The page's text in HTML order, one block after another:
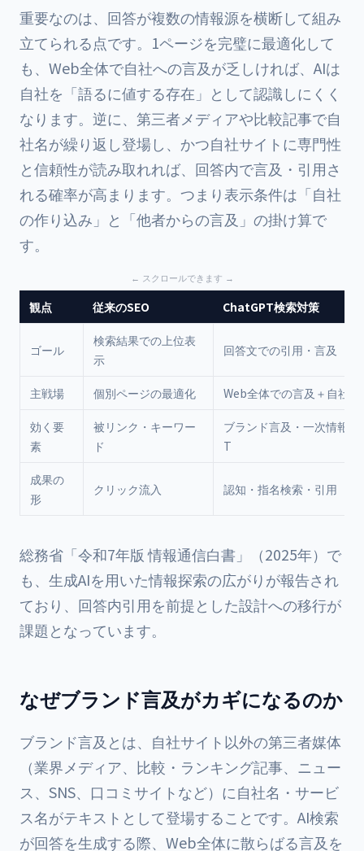
重要なのは、回答が複数の情報源を横断して組み
立てられる点です。1ページを完璧に最適化して
も、Web全体で自社への言及が乏しければ、AIは
自社を「語るに値する存在」として認識しにくく
なります。逆に、第三者メディアや比較記事で自
社名が繰り返し登場し、かつ自社サイトに専門性
と信頼性が読み取れれば、回答内で言及・引用さ
れる確率が高まります。つまり表示条件は「自社
の作り込み」と「他者からの言及」の掛け算で
す。
観点 従来のSEO ChatGPT検索対策
ゴール
検索結果での上位表
示
回答文での引用・言及
主戦場 個別ページの最適化 Web全体での言及＋自社
効く要
素
被リンク・キーワー
ド
ブランド言及・一次情報
T
成果の
形
クリック流入 認知・指名検索・引用
総務省「令和7年版情報通信白書 」（2025年）で
も、生成AIを用いた情報探索の広がりが報告され
ており、回答内引用を前提とした設計への移行が
課題となっています。
なぜブランド言及がカギになるのか
ブランド言及とは、自社サイト以外の第三者媒体
（業界メディア、比較・ランキング記事、ニュー
ス、SNS、口コミサイトなど）に自社名・サービ
ス名がテキストとして登場することです。AI検索
が回答を生成する際、Web全体に散らばる言及を